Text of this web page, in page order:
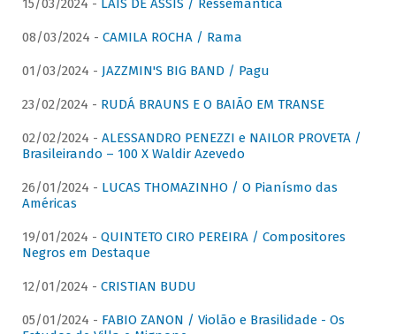
15/03/2024 - LAÍS DE ASSIS / Ressemântica
08/03/2024 - CAMILA ROCHA / Rama
01/03/2024 - JAZZMIN'S BIG BAND / Pagu
23/02/2024 - RUDÁ BRAUNS E O BAIÃO EM TRANSE
02/02/2024 - ALESSANDRO PENEZZI e NAILOR PROVETA /
Brasileirando – 100 X Waldir Azevedo
26/01/2024 - LUCAS THOMAZINHO / O Pianísmo das
Américas
19/01/2024 - QUINTETO CIRO PEREIRA / Compositores
Negros em Destaque
12/01/2024 - CRISTIAN BUDU
05/01/2024 - FABIO ZANON / Violão e Brasilidade - Os